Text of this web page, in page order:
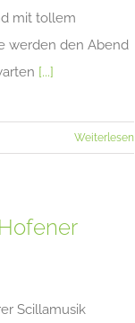
mit tollem
werden den Abend
[...]
Weiterlesen
Scillamusik